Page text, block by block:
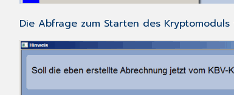
Die Abfrage zum Starten des